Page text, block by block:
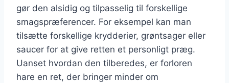
gør den alsidig og tilpasselig til forskellige
smagspræferencer. For eksempel kan man
tilsætte forskellige krydderier, grøntsager eller
saucer for at give retten et personligt præg.
Uanset hvordan den tilberedes, er forloren
hare en ret, der bringer minder om